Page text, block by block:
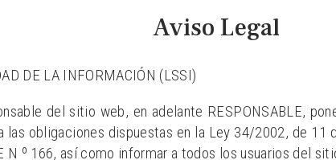
Aviso Legal
DE LA INFORMACIÓN (LSSI)
del sitio web, en adelante RESPONSABLE,
obligaciones dispuestas en la Ley 34/2002, de
N º 166, así como informar a todos los usuarios del